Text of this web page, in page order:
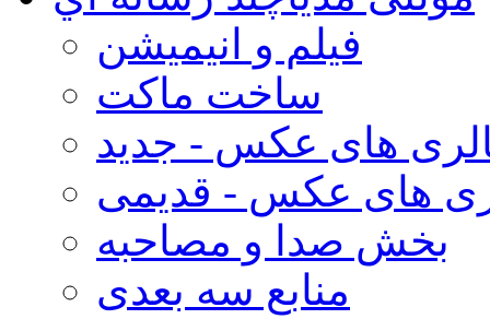
فیلم و انیمیشن
ساخت ماکت
های عکس - جدید
های عکس - قدیمی
بخش صدا و مصاحبه
منابع سه بعدی